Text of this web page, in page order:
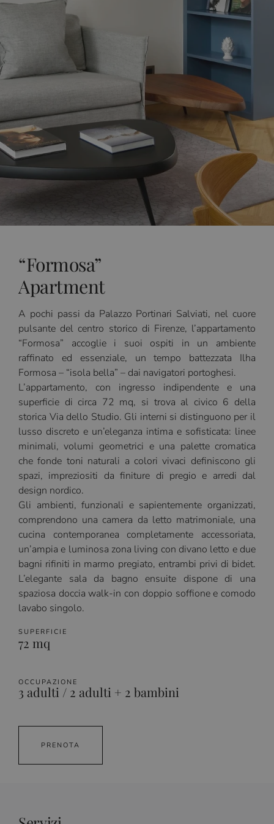
“Formosa”
Apartment
A pochi passi da Palazzo Portinari Salviati, nel cuore
pulsante del centro storico di Firenze, l’appartamento
“Formosa” accoglie i suoi ospiti in un ambiente
raffinato ed essenziale, un tempo battezzata Ilha
Formosa – “isola bella” – dai navigatori portoghesi.
L’appartamento, con ingresso indipendente e una
superficie di circa 72 mq, si trova al civico 6 della
storica Via dello Studio. Gli interni si distinguono per il
lusso discreto e un’eleganza intima e sofisticata: linee
minimali, volumi geometrici e una palette cromatica
che fonde toni naturali a colori vivaci definiscono gli
spazi, impreziositi da finiture di pregio e arredi dal
design nordico.
Gli ambienti, funzionali e sapientemente organizzati,
comprendono una camera da letto matrimoniale, una
cucina contemporanea completamente accessoriata,
un’ampia e luminosa zona living con divano letto e due
bagni rifiniti in marmo pregiato, entrambi privi di bidet.
L’elegante sala da bagno ensuite dispone di una
spaziosa doccia walk-in con doppio soffione e comodo
lavabo singolo.
SUPERFICIE
72 mq
OCCUPAZIONE
3 adulti / 2 adulti + 2 bambini
PRENOTA